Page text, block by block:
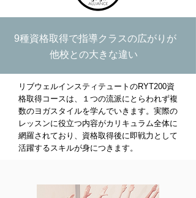
9種資格取得で指導クラスの広がりが
他校との大きな違い
リブウェルインスティテュートのRYT200資
格取得コースは、１つの流派にとらわれず複
数のヨガスタイルを学んでいきます。実際の
レッスンに役立つ内容がカリキュラム全体に
網羅されており、資格取得後に即戦力として
活躍するスキルが身につきます。